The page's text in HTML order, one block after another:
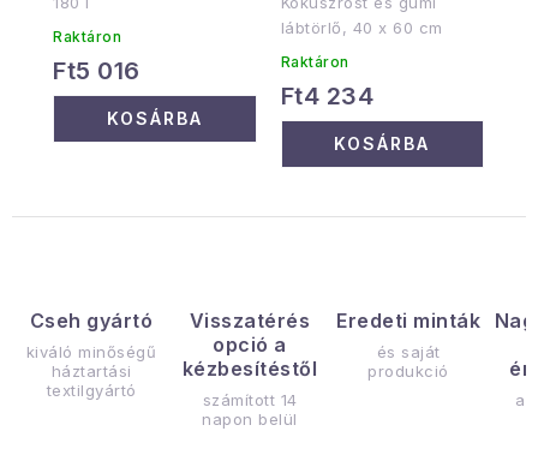
Cseh gyártó
kiváló minőségű
háztartási
textilgyártó
Visszatérés
opció a
kézbesítéstől
számított 14
napon belül
Eredeti minták
és saját
produkció
Raktáron
Ft5 016
KOSÁRBA
lábtörlő, 40 x 60 cm
Raktáron
Ft4 234
KOSÁRBA